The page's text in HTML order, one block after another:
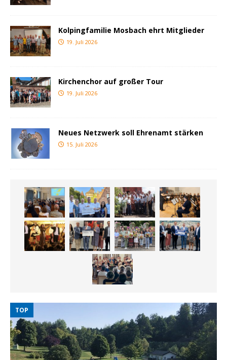
Kolpingfamilie Mosbach ehrt Mitglieder
19. Juli 2026
Kirchenchor auf großer Tour
19. Juli 2026
Neues Netzwerk soll Ehrenamt stärken
15. Juli 2026
TOP